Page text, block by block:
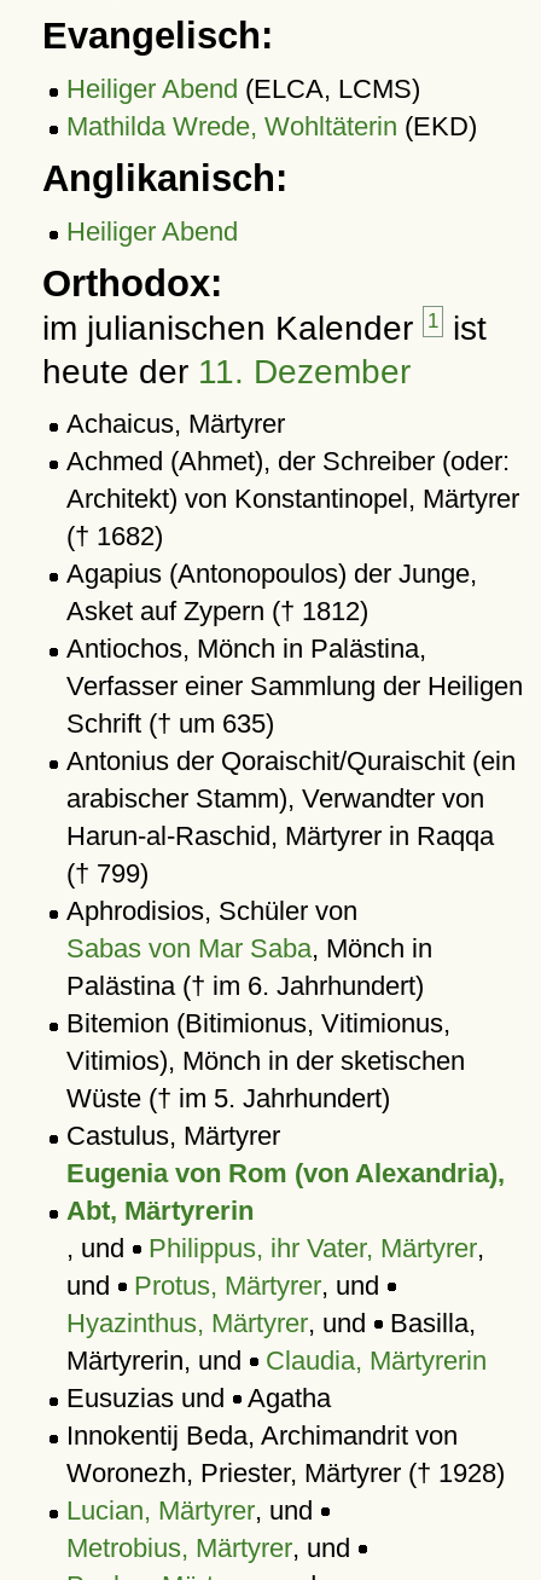
Evangelisch:
Heiliger Abend (ELCA, LCMS)
Mathilda Wrede, Wohltäterin (EKD)
Anglikanisch:
Heiliger Abend
Orthodox:
im julianischen Kalender 1 ist
heute der 11. Dezember
Achaicus, Märtyrer
Achmed (Ahmet), der Schreiber (oder:
Architekt) von Konstantinopel, Märtyrer
(† 1682)
Agapius (Antonopoulos) der Junge,
Asket auf Zypern († 1812)
Antiochos, Mönch in Palästina,
Verfasser einer Sammlung der Heiligen
Schrift († um 635)
Antonius der Qoraischit/Quraischit (ein
arabischer Stamm), Verwandter von
Harun-al-Raschid, Märtyrer in Raqqa
(† 799)
Aphrodisios, Schüler von
Sabas von Mar Saba, Mönch in
Palästina († im 6. Jahrhundert)
Bitemion (Bitimionus, Vitimionus,
Vitimios), Mönch in der sketischen
Wüste († im 5. Jahrhundert)
Castulus, Märtyrer
Eugenia von Rom (von Alexandria),
Abt, Märtyrerin
, und
Philippus, ihr Vater, Märtyrer,
und
Protus, Märtyrer, und
Hyazinthus, Märtyrer, und Basilla,
Märtyrerin, und
Claudia, Märtyrerin
Eusuzias und Agatha
Innokentij Beda, Archimandrit von
Woronezh, Priester, Märtyrer († 1928)
Lucian, Märtyrer, und
Metrobius, Märtyrer, und